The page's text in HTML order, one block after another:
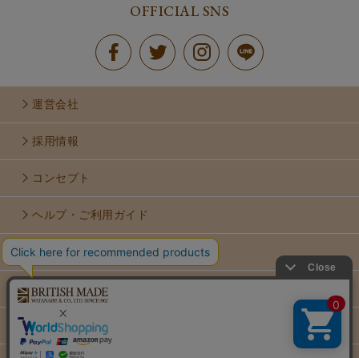
OFFICIAL SNS
運営会社
採用情報
コンセプト
ヘルプ・ご利用ガイド
お問い合せ
利用規約
個人情報保護方針